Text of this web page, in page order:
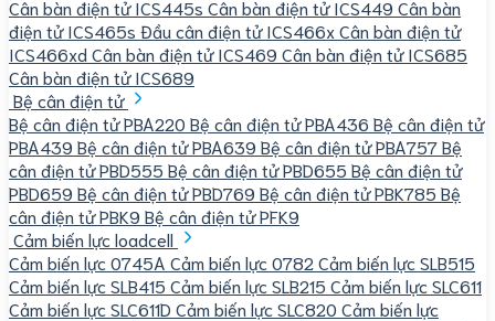
Cân bàn điện tử ICS445s Cân bàn điện tử ICS449 Cân bàn
điện tử ICS465s Đầu cân điện tử ICS466xCân bàn điện tử
ICS466xd Cân bàn điện tử ICS469 Cân bàn điện tử ICS685
Cân bàn điện tử ICS689
Bệ cân điện tử
Bệ cân điện tử PBA220 Bệ cân điện tử PBA436 Bệ cân điện tử
PBA439 Bệ cân điện tử PBA639 Bệ cân điện tử PBA757Bệ
cân điện tử PBD555 Bệ cân điện tử PBD655 Bệ cân điện tử
PBD659 Bệ cân điện tử PBD769 Bệ cân điện tử PBK785 Bệ
cân điện tử PBK9 Bệ cân điện tử PFK9
Cảm biến lực loadcell
Cảm biến lực 0745A Cảm biến lực 0782 Cảm biến lực SLB515
Cảm biến lực SLB415 Cảm biến lực SLB215 Cảm biến lực SLC611
Cảm biến lực SLC611D Cảm biến lực SLC820 Cảm biến lực